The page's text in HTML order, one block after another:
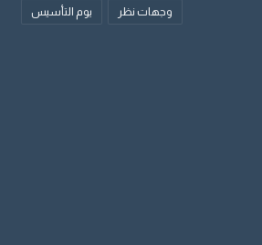
وجهات نظر يوم التأسيس